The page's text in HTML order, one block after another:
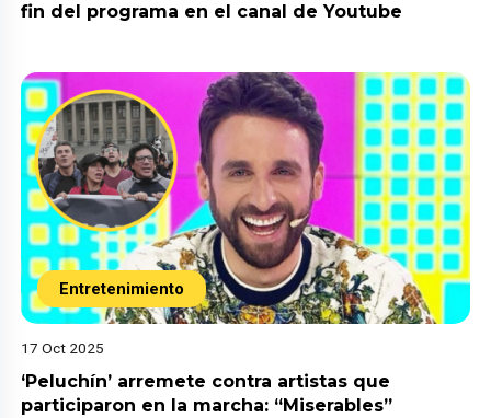
fin del programa en el canal de Youtube
Entretenimiento
17 Oct 2025
‘Peluchín’ arremete contra artistas que
participaron en la marcha: “Miserables”